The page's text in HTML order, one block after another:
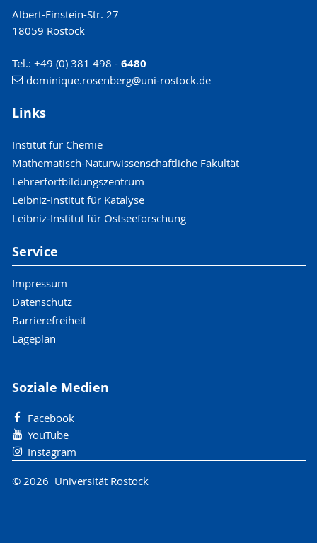
Albert-Einstein-Str. 27
18059 Rostock
Tel.: +49 (0) 381 498 - 6480
dominique.rosenberg@uni-rostock.de
Links
Institut für Chemie
Mathematisch-Naturwissenschaftliche Fakultät
Lehrerfortbildungszentrum
Leibniz-Institut für Katalyse
Leibniz-Institut für Ostseeforschung
Service
Impressum
Datenschutz
Barrierefreiheit
Lageplan
Soziale Medien
Facebook
YouTube
Instagram
© 2026 Universität Rostock